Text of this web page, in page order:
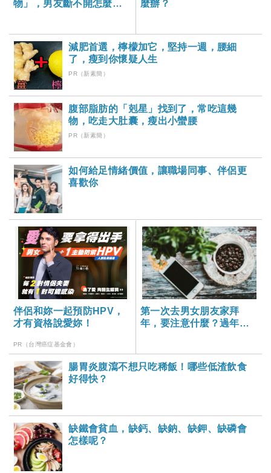
物」，男友斷不開怎麼
麼辦？
減肥首選，檸檬加它，堅持一週，腰細
了，瘦到你懷疑人生
PR（新素簡）
腹部脂肪的「剋星」找到了，常吃這幾
物，吃走大肚囊，瘦出小蠻腰
PR（新素簡）
如何給足情緒價值，讓職場同事、伴侶更
喜歡你
伴侶和妳一起預防HPV，
才有資格說愛妳！
PR（台灣癌症基金會）
第一次去男女朋友家拜
年，要注意什麼？過年傳
腸胃炎腹瀉不想只吃稀飯！哪些低渣飲食
好得快？
缺鐵會貧血，缺鈣、缺鈉、缺鉀、缺磷會
怎樣呢？